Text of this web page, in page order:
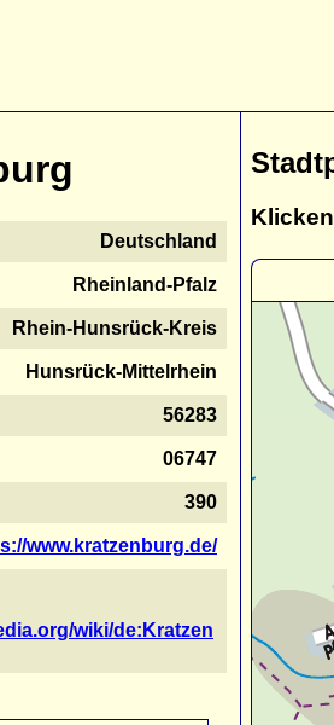
Deutschland
Rheinland-Pfalz
Rhein-Hunsrück-Kreis
Hunsrück-Mittelrhein
56283
06747
390
www.kratzenburg.de/
wiki/de:Kratzen